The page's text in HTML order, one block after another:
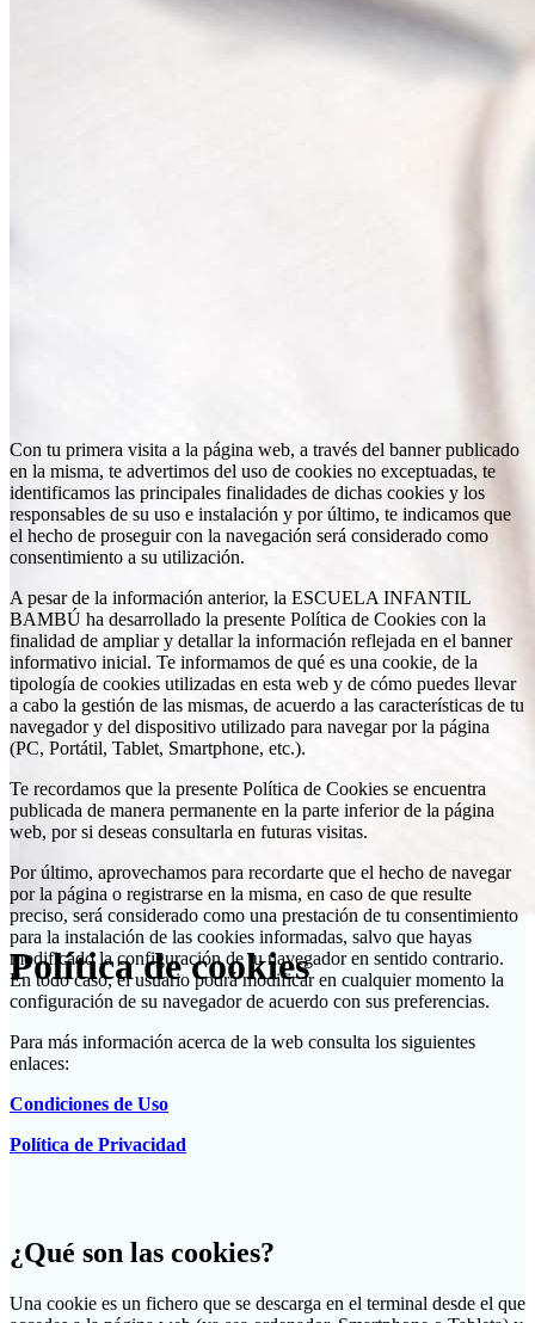
Política de cookies
Con tu primera visita a la página web, a través del banner publicado
en la misma, te advertimos del uso de cookies no exceptuadas, te
identificamos las principales finalidades de dichas cookies y los
responsables de su uso e instalación y por último, te indicamos que
el hecho de proseguir con la navegación será considerado como
consentimiento a su utilización.
A pesar de la información anterior, la ESCUELA INFANTIL
BAMBÚ ha desarrollado la presente Política de Cookies con la
finalidad de ampliar y detallar la información reflejada en el banner
informativo inicial. Te informamos de qué es una cookie, de la
tipología de cookies utilizadas en esta web y de cómo puedes llevar
a cabo la gestión de las mismas, de acuerdo a las características de tu
navegador y del dispositivo utilizado para navegar por la página
(PC, Portátil, Tablet, Smartphone, etc.).
Te recordamos que la presente Política de Cookies se encuentra
publicada de manera permanente en la parte inferior de la página
web, por si deseas consultarla en futuras visitas.
Por último, aprovechamos para recordarte que el hecho de navegar
por la página o registrarse en la misma, en caso de que resulte
preciso, será considerado como una prestación de tu consentimiento
para la instalación de las cookies informadas, salvo que hayas
modificado la configuración de tu navegador en sentido contrario.
En todo caso, el usuario podrá modificar en cualquier momento la
configuración de su navegador de acuerdo con sus preferencias.
Para más información acerca de la web consulta los siguientes
enlaces:
Condiciones de Uso
Política de Privacidad
¿Qué son las cookies?
Una cookie es un fichero que se descarga en el terminal desde el que